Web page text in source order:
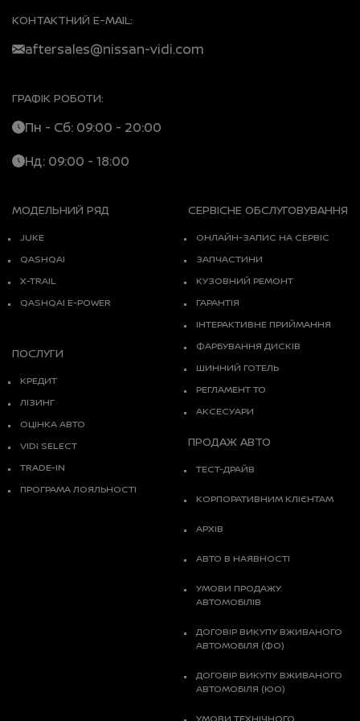
КОНТАКТНИЙ E-MAIL:
aftersales@nissan-vidi.com
ГРАФІК РОБОТИ:
Пн - Сб: 09:00 - 20:00
Нд: 09:00 - 18:00
МОДЕЛЬНИЙ РЯД
JUKE
QASHQAI
X-TRAIL
QASHQAI E-POWER
СЕРВІСНЕ ОБСЛУГОВУВАННЯ
ОНЛАЙН-ЗАПИС НА СЕРВІС
ЗАПЧАСТИНИ
КУЗОВНИЙ РЕМОНТ
ГАРАНТІЯ
ІНТЕРАКТИВНЕ ПРИЙМАННЯ
ФАРБУВАННЯ ДИСКІВ
ШИННИЙ ГОТЕЛЬ
РЕГЛАМЕНТ ТО
АКСЕСУАРИ
ПОСЛУГИ
КРЕДИТ
ЛІЗИНГ
ОЦІНКА АВТО
VIDI SELECT
TRADE-IN
ПРОГРАМА ЛОЯЛЬНОСТІ
ПРОДАЖ АВТО
ТЕСТ-ДРАЙВ
КОРПОРАТИВНИМ КЛІЄНТАМ
АРХІВ
АВТО В НАЯВНОСТІ
УМОВИ ПРОДАЖУ
АВТОМОБІЛІВ
ДОГОВІР ВИКУПУ ВЖИВАНОГО
АВТОМОБІЛЯ (ФО)
ДОГОВІР ВИКУПУ ВЖИВАНОГО
АВТОМОБІЛЯ (ЮО)
УМОВИ ТЕХНІЧНОГО